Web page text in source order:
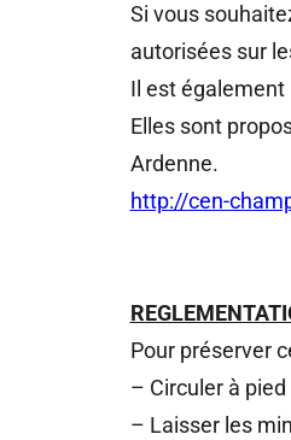
Si vous
autorisées sur
Il est également
Elles sont
Ardenne.
http://cen-
Pour préserver
– Circuler à
– Laisser les